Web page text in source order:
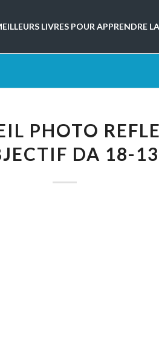
LIVRES POUR APPRENDRE
PHOTO
DA 18-